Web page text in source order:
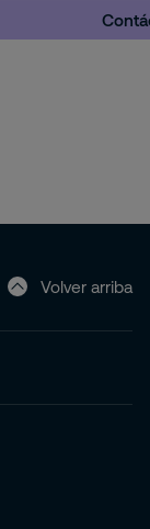
Volver arriba